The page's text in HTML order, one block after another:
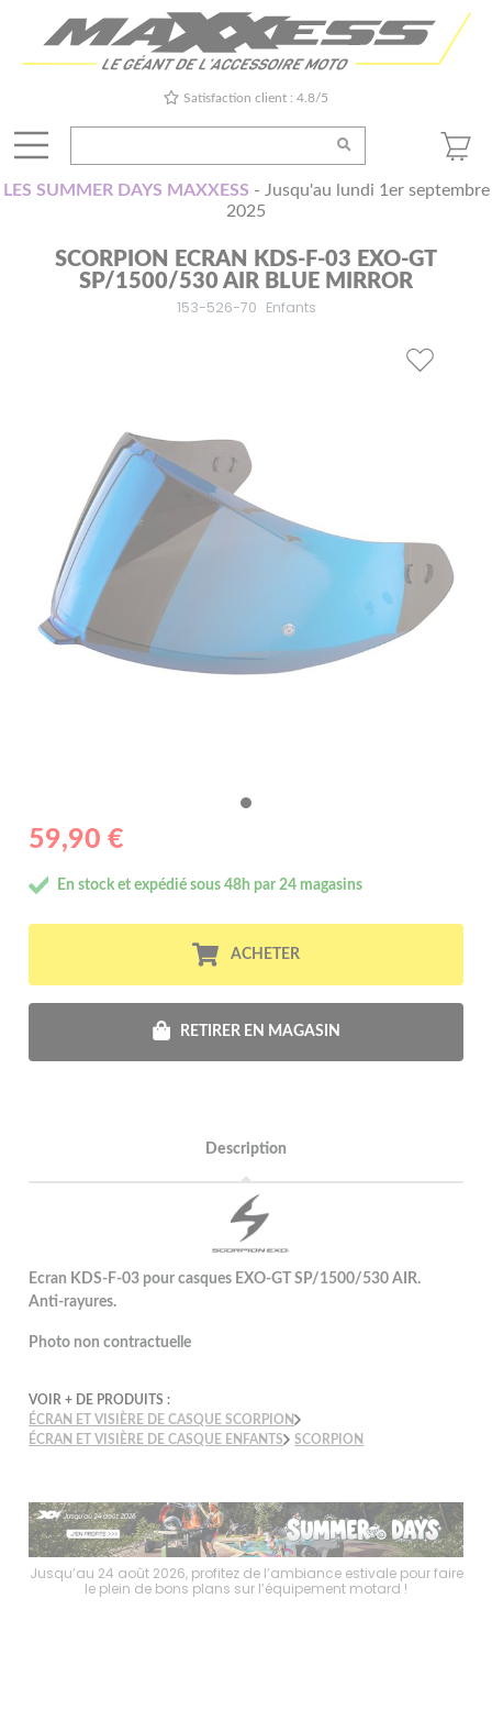
Satisfaction client : 4.8/5
LES SUMMER DAYS MAXXESS - Jusqu'au lundi 1er septembre
2025
SCORPION ECRAN KDS-F-03 EXO-GT
SP/1500/530 AIR BLUE MIRROR
153-526-70 Enfants
59,90 €
En stock et expédié sous 48h par 24 magasins
ACHETER
RETIRER EN MAGASIN
Description
Ecran KDS-F-03 pour casques EXO-GT SP/1500/530 AIR.
Anti-rayures.
Photo non contractuelle
VOIR + DE PRODUITS :
ÉCRAN ET VISIÈRE DE CASQUE SCORPION
ÉCRAN ET VISIÈRE DE CASQUE ENFANTS
SCORPION
Jusqu’au 24 août 2026, profitez de l’ambiance estivale pour faire
le plein de bons plans sur l’équipement motard !